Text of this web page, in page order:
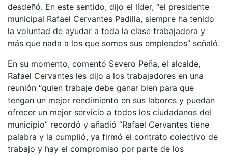
desdeñó. En este sentido, dijo el líder, “el presidente
municipal Rafael Cervantes Padilla, siempre ha tenido
la voluntad de ayudar a toda la clase trabajadora y
más que nada a los que somos sus empleados” señaló.
En su momento, comentó Severo Peña, el alcalde,
Rafael Cervantes les dijo a los trabajadores en una
reunión “quien trabaje debe ganar bien para que
tengan un mejor rendimiento en sus labores y puedan
ofrecer un mejor servicio a todos los ciudadanos del
municipio” recordó y añadió “Rafael Cervantes tiene
palabra y la cumplió, ya firmó el contrato colectivo de
trabajo y hay el compromiso por parte de los